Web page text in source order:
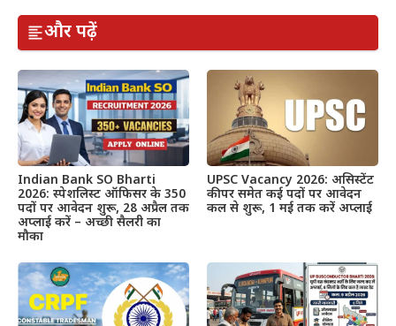
और पढ़ें
Indian Bank SO Bharti
2026: स्पेशलिस्ट ऑफिसर के 350
पदों पर आवेदन शुरू, 28 अप्रैल तक
अप्लाई करें – अच्छी सैलरी का
मौका
UPSC Vacancy 2026: असिस्टेंट
कीपर समेत कई पदों पर आवेदन
कल से शुरू, 1 मई तक करें अप्लाई